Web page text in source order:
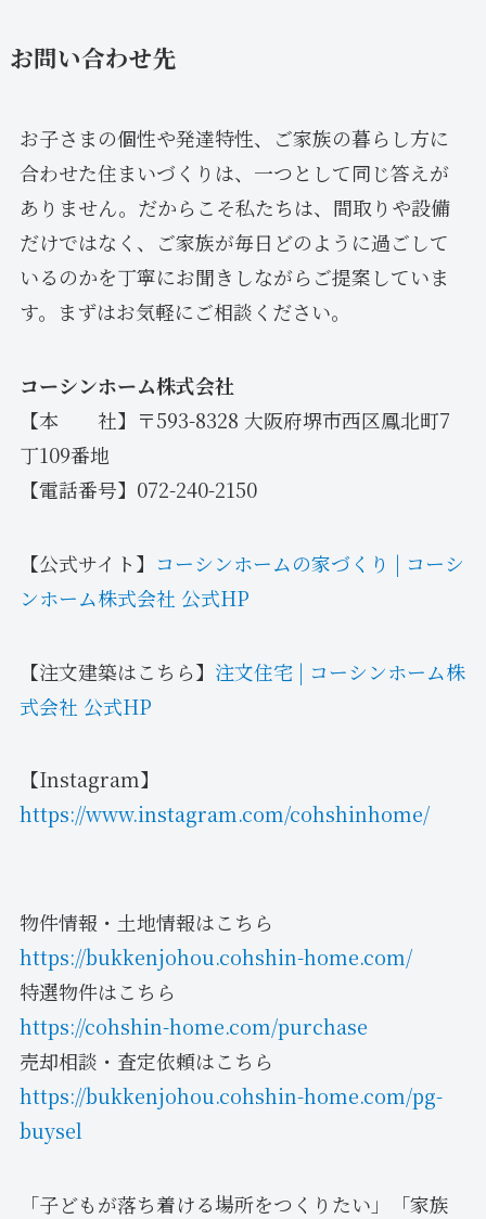
お問い合わせ先
お子さまの個性や発達特性、ご家族の暮らし方に
合わせた住まいづくりは、一つとして同じ答えが
ありません。だからこそ私たちは、間取りや設備
だけではなく、ご家族が毎日どのように過ごして
いるのかを丁寧にお聞きしながらご提案していま
す。まずはお気軽にご相談ください。
コーシンホーム株式会社
【本 社】〒593-8328 大阪府堺市西区鳳北町7
丁109番地
【電話番号】072-240-2150
【公式サイト】 コーシンホームの家づくり | コーシ
ンホーム株式会社 公式HP
【注文建築はこちら】 注文住宅 | コーシンホーム株
式会社 公式HP
【Instagram】
https://www.instagram.com/cohshinhome/
物件情報・土地情報はこちら
https://bukkenjohou.cohshin-home.com/
特選物件はこちら
https://cohshin-home.com/purchase
売却相談・査定依頼はこちら
https://bukkenjohou.cohshin-home.com/pg-
buysel
「子どもが落ち着ける場所をつくりたい」「家族